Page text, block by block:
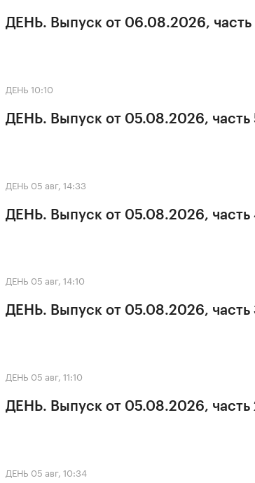
ДЕНЬ. Выпуск от 06.08.2026, часть
ДЕНЬ 10:10
ДЕНЬ. Выпуск от 05.08.2026, часть
ДЕНЬ 05 авг, 14:33
ДЕНЬ. Выпуск от 05.08.2026, часть
ДЕНЬ 05 авг, 14:10
ДЕНЬ. Выпуск от 05.08.2026, часть
ДЕНЬ 05 авг, 11:10
ДЕНЬ. Выпуск от 05.08.2026, часть
ДЕНЬ 05 авг, 10:34